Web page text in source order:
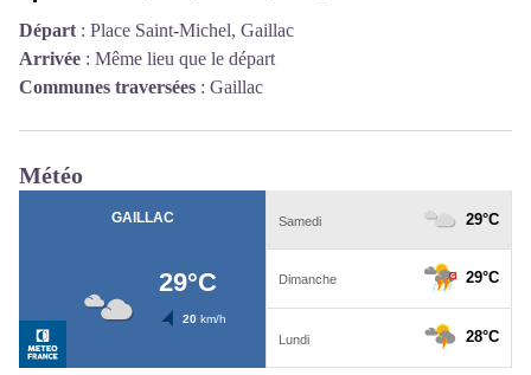
Départ : Place Saint-Michel, Gaillac
Arrivée : Même lieu que le départ
Communes traversées : Gaillac
Météo